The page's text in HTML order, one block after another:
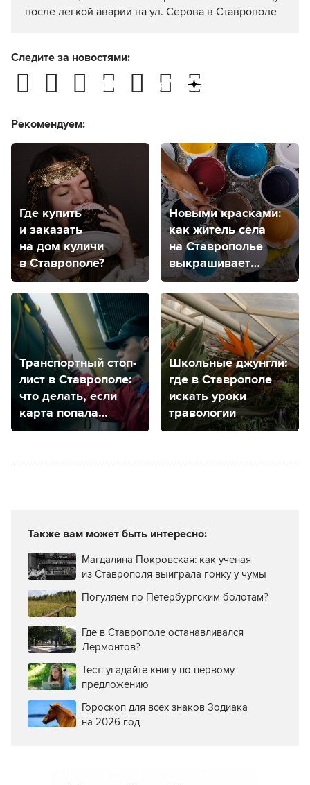
после легкой аварии на ул. Серова в Ставрополе
Следите за новостями:
Рекомендуем:
Где купить
и заказать
на дом куличи
в Ставрополе?
Новыми красками:
как житель села
на Ставрополье
выкрашивает
пластиком дерево
и камень
Транспортный стоп-
лист в Ставрополе:
что делать, если
карта попала
в черный список?
Школьные джунгли:
где в Ставрополе
искать уроки
травологии
Также вам может быть интересно:
Магдалина Покровская: как ученая
из Ставрополя выиграла гонку у чумы
Погуляем по Петербургским болотам?
Где в Ставрополе останавливался
Лермонтов?
Тест: угадайте книгу по первому
предложению
Гороскоп для всех знаков Зодиака
на 2026 год